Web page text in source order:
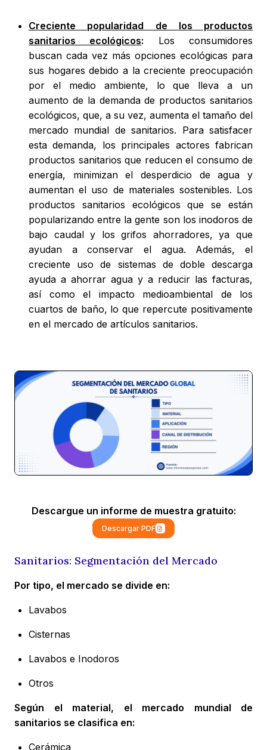
Creciente popularidad de los productos
sanitarios ecológicos: Los consumidores
buscan cada vez más opciones ecológicas para
sus hogares debido a la creciente preocupación
por el medio ambiente, lo que lleva a un
aumento de la demanda de productos sanitarios
ecológicos, que, a su vez, aumenta el tamaño del
mercado mundial de sanitarios. Para satisfacer
esta demanda, los principales actores fabrican
productos sanitarios que reducen el consumo de
energía, minimizan el desperdicio de agua y
aumentan el uso de materiales sostenibles. Los
productos sanitarios ecológicos que se están
popularizando entre la gente son los inodoros de
bajo caudal y los grifos ahorradores, ya que
ayudan a conservar el agua. Además, el
creciente uso de sistemas de doble descarga
ayuda a ahorrar agua y a reducir las facturas,
así como el impacto medioambiental de los
cuartos de baño, lo que repercute positivamente
en el mercado de artículos sanitarios.
Descargue un informe de muestra gratuito:
Descargar PDF
Sanitarios: Segmentación del Mercado
Por tipo, el mercado se divide en:
Lavabos
Cisternas
Lavabos e Inodoros
Otros
Según el material, el mercado mundial de
sanitarios se clasifica en:
Cerámica